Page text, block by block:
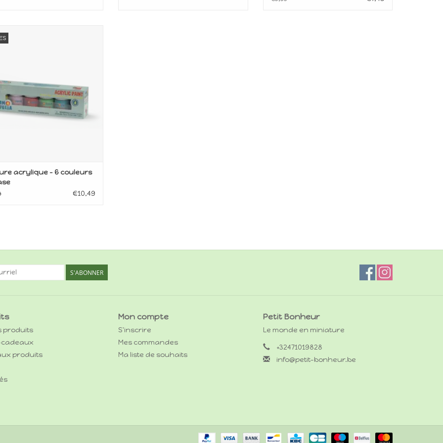
et pinceaux. Idéal pour
acrylique - 6 couleurs
€10,49
S'ABONNER
produits
produits
Mon compte
S'inscrire
Mes commandes
Ma liste de souhaits
Petit Bonheur
Le monde en miniature
+32471019828
info@petit-bonheur.be